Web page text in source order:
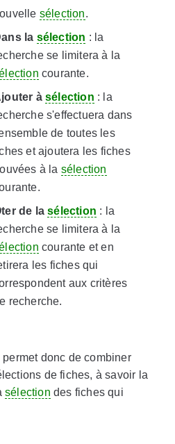
sélection.
la sélection : la
se limitera à la
courante.
à sélection : la
s'effectuera dans
de toutes les
et ajoutera les fiches
à la sélection
de lasélection : la
se limitera à la
courante et en
les fiches qui
aux critères
recherche.
donc de combiner
de fiches, à savoir la
sélection des fiches qui